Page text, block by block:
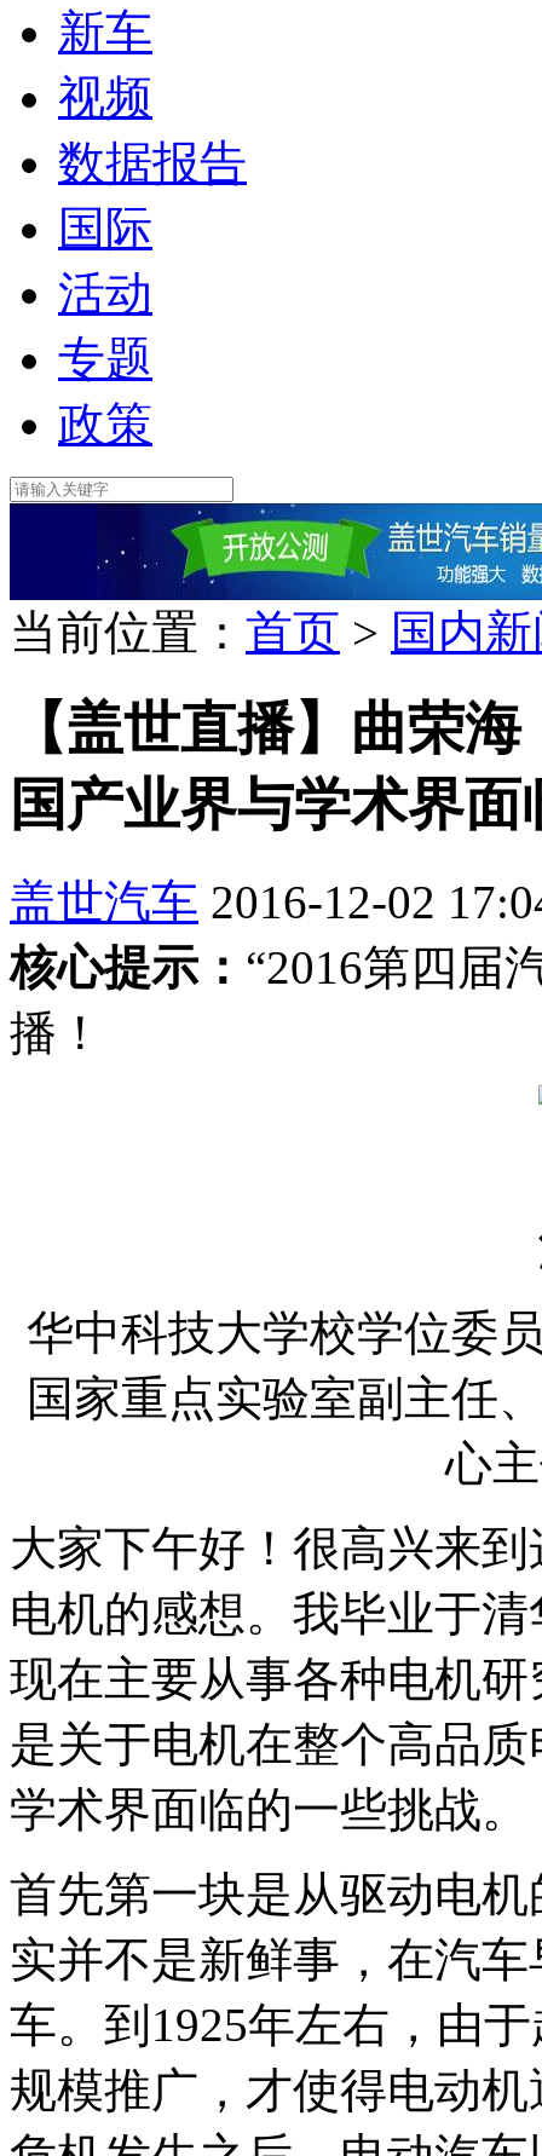
新车
视频
数据报告
国际
活动
专题
政策
当前位置： 首页 > 国内
【盖世直播】曲荣
国产业界与学术界面
盖世汽车 2016-12-02
核心提示： “2016第四届
播！
华中科技大学校学位委
国家重点实验室副主任
心
大家下午好！很高兴来
电机的感想。我毕业于
现在主要从事各种电机
是关于电机在整个高品
学术界面临的一些挑战。
首先第一块是从驱动电
实并不是新鲜事，在汽
车。到1925年左右，由
规模推广，才使得电动